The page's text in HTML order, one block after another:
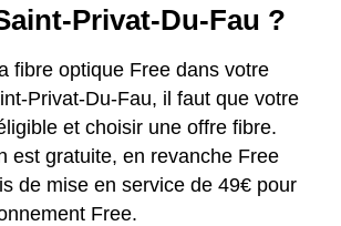
Privat-Du-Fau ?
fibre optique Free dans votre
Privat-Du-Fau, il faut que votre
et choisir une offre fibre.
est gratuite, en revanche Free
de mise en service de 49€ pour
Free.